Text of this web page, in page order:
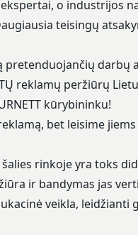
o industrijos
teisingų
pretenduojančių darbų
reklamų peržiūrų
kūrybininku!
bet leisime
rinkoje yra toks
ir bandymas jas
veikla, leidžianti